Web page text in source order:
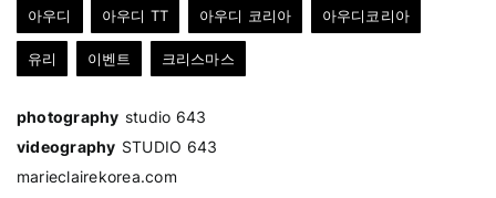
아우디 아우디 TT 아우디 코리아 아우디코리아
유리 이벤트 크리스마스
photography studio 643
videography STUDIO 643
marieclairekorea.com